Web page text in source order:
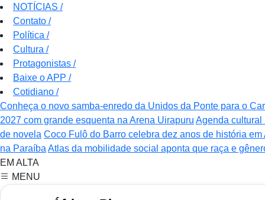
NOTÍCIAS /
Contato /
Política /
Cultura /
Protagonistas /
Baixe o APP /
Cotidiano /
Conheça o novo samba-enredo da Unidos da Ponte para o
2027 com grande esquenta na Arena Uirapuru Agenda cultural
de novela Coco Fulô do Barro celebra dez anos de história
na Paraíba Atlas da mobilidade social aponta que raça e
EM ALTA
MENU